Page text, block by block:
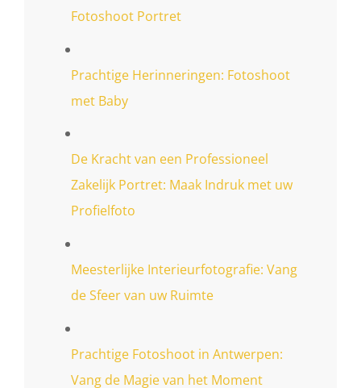
Fotoshoot Portret
Prachtige Herinneringen: Fotoshoot
met Baby
De Kracht van een Professioneel
Zakelijk Portret: Maak Indruk met uw
Profielfoto
Meesterlijke Interieurfotografie: Vang
de Sfeer van uw Ruimte
Prachtige Fotoshoot in Antwerpen:
Vang de Magie van het Moment